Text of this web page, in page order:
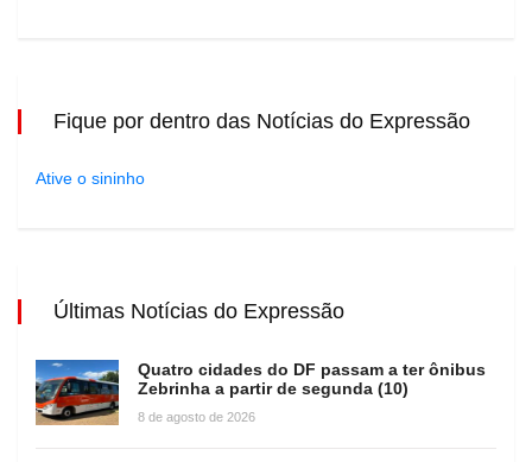
Fique por dentro das Notícias do Expressão
Ative o sininho
Últimas Notícias do Expressão
Quatro cidades do DF passam a ter ônibus
Zebrinha a partir de segunda (10)
8 de agosto de 2026